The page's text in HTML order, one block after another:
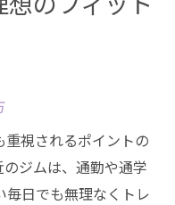
のフィット
視されるポイントの
ジムは、通勤や通学
毎日でも無理なくトレ